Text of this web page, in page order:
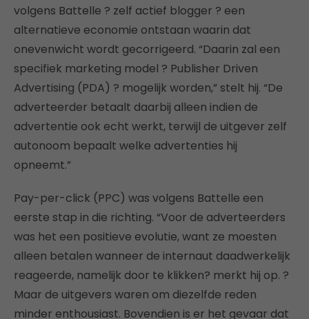
volgens Battelle ? zelf actief blogger ? een
alternatieve economie ontstaan waarin dat
onevenwicht wordt gecorrigeerd. “Daarin zal een
specifiek marketing model ? Publisher Driven
Advertising (PDA) ? mogelijk worden,” stelt hij. “De
adverteerder betaalt daarbij alleen indien de
advertentie ook echt werkt, terwijl de uitgever zelf
autonoom bepaalt welke advertenties hij
opneemt.”
Pay-per-click (PPC) was volgens Battelle een
eerste stap in die richting. “Voor de adverteerders
was het een positieve evolutie, want ze moesten
alleen betalen wanneer de internaut daadwerkelijk
reageerde, namelijk door te klikken? merkt hij op. ?
Maar de uitgevers waren om diezelfde reden
minder enthousiast. Bovendien is er het gevaar dat